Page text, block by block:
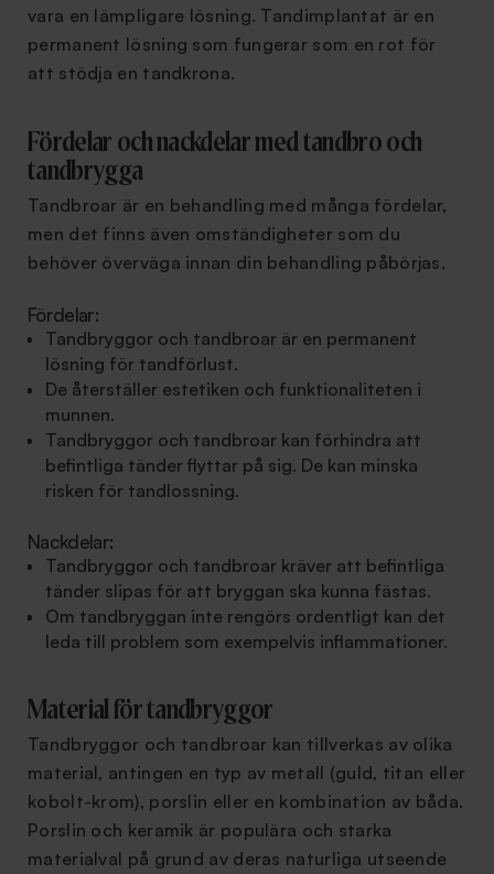
vara en lämpligare lösning. Tandimplantat är en
permanent lösning som fungerar som en rot för
att stödja en tandkrona.
Fördelar och nackdelar med tandbro och
tandbrygga
Tandbroar är en behandling med många fördelar,
men det finns även omständigheter som du
behöver överväga innan din behandling påbörjas.
Fördelar:
Tandbryggor och tandbroar är en permanent
lösning för tandförlust.
De återställer estetiken och funktionaliteten i
munnen.
Tandbryggor och tandbroar kan förhindra att
befintliga tänder flyttar på sig. De kan minska
risken för tandlossning.
Nackdelar:
Tandbryggor och tandbroar kräver att befintliga
tänder slipas för att bryggan ska kunna fästas.
Om tandbryggan inte rengörs ordentligt kan det
leda till problem som exempelvis inflammationer.
Material för tandbryggor
Tandbryggor och tandbroar kan tillverkas av olika
material, antingen en typ av metall (guld, titan eller
kobolt-krom), porslin eller en kombination av båda.
Porslin och keramik är populära och starka
materialval på grund av deras naturliga utseende